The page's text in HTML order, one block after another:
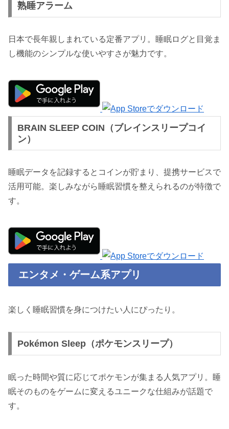
熟睡アラーム
日本で長年親しまれている定番アプリ。睡眠ログと目覚ま
し機能のシンプルな使いやすさが魅力です。
BRAIN SLEEP COIN（ブレインスリープコイ
ン）
睡眠データを記録するとコインが貯まり、提携サービスで
活用可能。楽しみながら睡眠習慣を整えられるのが特徴で
す。
エンタメ・ゲーム系アプリ
楽しく睡眠習慣を身につけたい人にぴったり。
Pokémon Sleep（ポケモンスリープ）
眠った時間や質に応じてポケモンが集まる人気アプリ。睡
眠そのものをゲームに変えるユニークな仕組みが話題で
す。